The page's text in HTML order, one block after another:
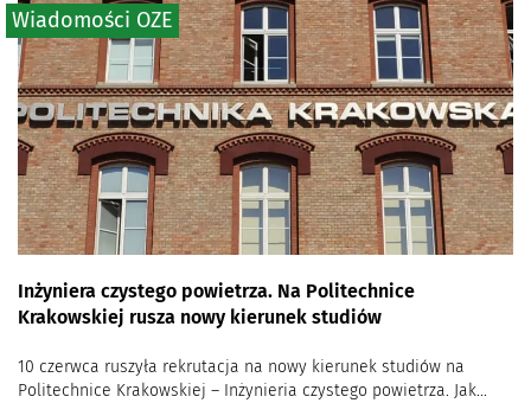
Inżyniera czystego powietrza. Na Politechnice
Krakowskiej rusza nowy kierunek studiów
10 czerwca ruszyła rekrutacja na nowy kierunek studiów na
Politechnice Krakowskiej – Inżynieria czystego powietrza. Jak...
Wiadomości OZE